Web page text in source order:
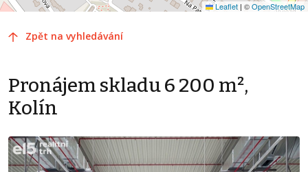
Leaflet | ©OpenStreetMap
Zpět na vyhledávání
Pronájem skladu 6 200 m²,
Kolín